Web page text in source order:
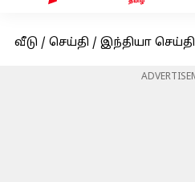
வீடு / செய்தி / இந்தியா செய்தி